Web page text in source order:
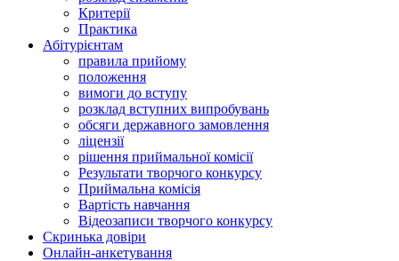
Критерії
Практика
Абітурієнтам
правила прийому
положення
вимоги до вступу
розклад вступних випробувань
обсяги державного замовлення
ліцензії
рішення приймальної комісії
Результати творчого конкурсу
Приймальна комісія
Вартість навчання
Відеозаписи творчого конкурсу
Скринька довіри
Онлайн-анкетування